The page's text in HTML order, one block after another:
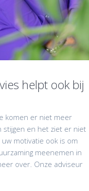
helpt ook bij
komen er niet meer
stijgen en het ziet er niet
motivatie ook is om
meenemen in
over. Onze adviseur